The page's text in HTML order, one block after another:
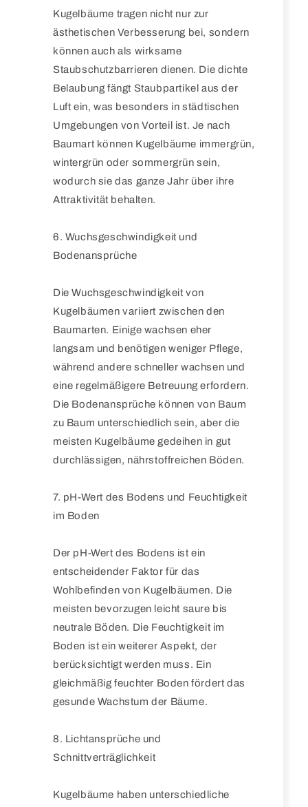
Kugelbäume tragen nicht nur zur
ästhetischen Verbesserung bei, sondern
können auch als wirksame
Staubschutzbarrieren dienen. Die dichte
Belaubung fängt Staubpartikel aus der
Luft ein, was besonders in städtischen
Umgebungen von Vorteil ist. Je nach
Baumart können Kugelbäume immergrün,
wintergrün oder sommergrün sein,
wodurch sie das ganze Jahr über ihre
Attraktivität behalten.
6. Wuchsgeschwindigkeit und
Bodenansprüche
Die Wuchsgeschwindigkeit von
Kugelbäumen variiert zwischen den
Baumarten. Einige wachsen eher
langsam und benötigen weniger Pflege,
während andere schneller wachsen und
eine regelmäßigere Betreuung erfordern.
Die Bodenansprüche können von Baum
zu Baum unterschiedlich sein, aber die
meisten Kugelbäume gedeihen in gut
durchlässigen, nährstoffreichen Böden.
7. pH-Wert des Bodens und Feuchtigkeit
im Boden
Der pH-Wert des Bodens ist ein
entscheidender Faktor für das
Wohlbefinden von Kugelbäumen. Die
meisten bevorzugen leicht saure bis
neutrale Böden. Die Feuchtigkeit im
Boden ist ein weiterer Aspekt, der
berücksichtigt werden muss. Ein
gleichmäßig feuchter Boden fördert das
gesunde Wachstum der Bäume.
8. Lichtansprüche und
Schnittverträglichkeit
Kugelbäume haben unterschiedliche